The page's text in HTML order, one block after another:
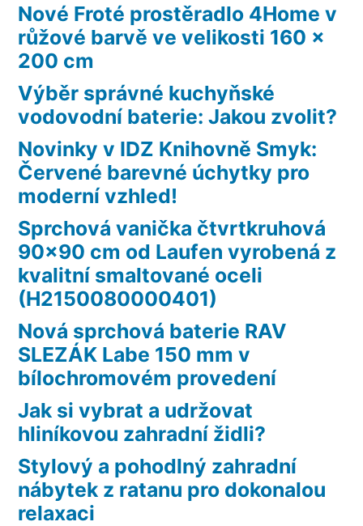
Nové Froté prostěradlo 4Home v
růžové barvě ve velikosti 160 x
200 cm
Výběr správné kuchyňské
vodovodní baterie: Jakou zvolit?
Novinky v IDZ Knihovně Smyk:
Červené barevné úchytky pro
moderní vzhled!
Sprchová vanička čtvrtkruhová
90×90 cm od Laufen vyrobená z
kvalitní smaltované oceli
(H2150080000401)
Nová sprchová baterie RAV
SLEZÁK Labe 150 mm v
bílochromovém provedení
Jak si vybrat a udržovat
hliníkovou zahradní židli?
Stylový a pohodlný zahradní
nábytek z ratanu pro dokonalou
relaxaci